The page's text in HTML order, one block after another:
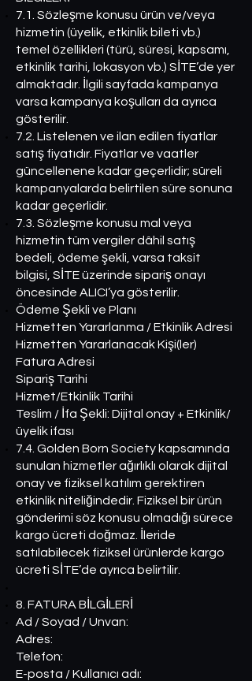
7.1. Sözleşme konusu ürün ve/veya
hizmetin (üyelik, etkinlik bileti vb.)
temel özellikleri (türü, süresi, kapsamı,
etkinlik tarihi, lokasyon vb.) SİTE’de yer
almaktadır. İlgili sayfada kampanya
varsa kampanya koşulları da ayrıca
gösterilir.
7.2. Listelenen ve ilan edilen fiyatlar
satış fiyatıdır. Fiyatlar ve vaatler
güncellenene kadar geçerlidir; süreli
kampanyalarda belirtilen süre sonuna
kadar geçerlidir.
7.3. Sözleşme konusu mal veya
hizmetin tüm vergiler dâhil satış
bedeli, ödeme şekli, varsa taksit
bilgisi, SİTE üzerinde sipariş onayı
öncesinde ALICI’ya gösterilir.
Ödeme Şekli ve Planı
Hizmetten Yararlanma / Etkinlik Adresi
Hizmetten Yararlanacak Kişi(ler)
Fatura Adresi
Sipariş Tarihi
Hizmet/Etkinlik Tarihi
Teslim / İfa Şekli: Dijital onay + Etkinlik/
üyelik ifası
7.4. Golden Born Society kapsamında
sunulan hizmetler ağırlıklı olarak dijital
onay ve fiziksel katılım gerektiren
etkinlik niteliğindedir. Fiziksel bir ürün
gönderimi söz konusu olmadığı sürece
kargo ücreti doğmaz. İleride
satılabilecek fiziksel ürünlerde kargo
ücreti SİTE’de ayrıca belirtilir.
8. FATURA BİLGİLERİ
Ad / Soyad / Unvan:
Adres:
Telefon:
E-posta / Kullanıcı adı: